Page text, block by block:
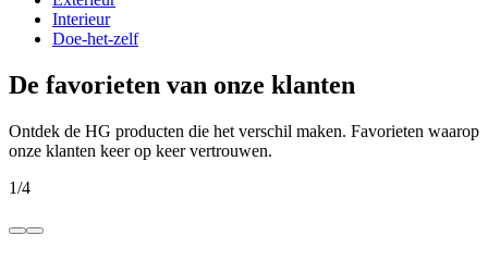
Interieur
Doe-het-zelf
De favorieten van onze klanten
Ontdek de HG producten die het verschil maken. Favorieten waarop
onze klanten keer op keer vertrouwen.
1/4